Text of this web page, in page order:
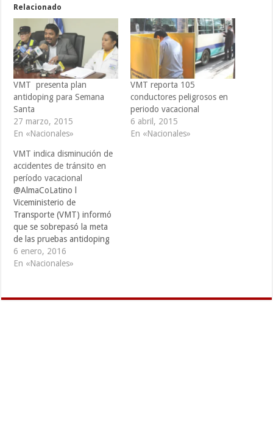
Relacionado
VMT presenta plan
antidoping para Semana
Santa
27 marzo, 2015
En «Nacionales»
VMT reporta 105
conductores peligrosos en
periodo vacacional
6 abril, 2015
En «Nacionales»
VMT indica disminución de
accidentes de tránsito en
período vacacional
@AlmaCoLatino l
Viceministerio de
Transporte (VMT) informó
que se sobrepasó la meta
de las pruebas antidoping
previstas durante el Plan
Vacaciones Seguras de fin
lesiones producidas por
6 enero, 2016
En «Nacionales»